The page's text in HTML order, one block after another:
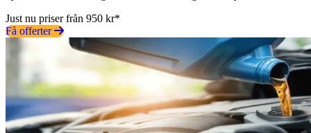
Just nu priser från 950 kr*
Få offerter